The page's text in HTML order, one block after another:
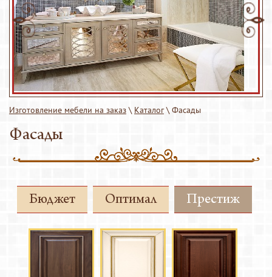
Изготовление мебели на заказ\ Каталог\ Фасады
Фасады
Бюджет Оптимал Престиж